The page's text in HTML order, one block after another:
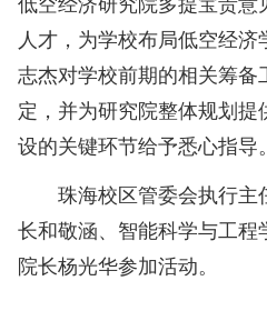
人才，为学校布局低空经
志杰对学校前期的相关筹
定，并为研究院整体规划
设的关键环节给予悉心指导。
珠海校区管委会执行
长和敬涵、智能科学与工
院长杨光华参加活动。